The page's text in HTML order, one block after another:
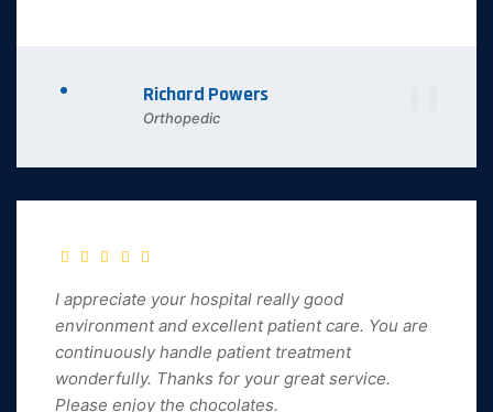
Richard Powers
Orthopedic
I appreciate your hospital really good
environment and excellent patient care. You are
continuously handle patient treatment
wonderfully. Thanks for your great service.
Please enjoy the chocolates.